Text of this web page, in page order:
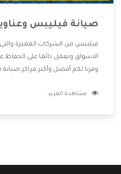
صيانة فيليبس
فيليبس من الشركات المميزة
الاسواق وتعمل دائما على الحفاظ
وفرنا لكم أفضل وأكبر مراكز
دون اى ازعاج كما أننا نهتم بكل
مشاهدة المزيد